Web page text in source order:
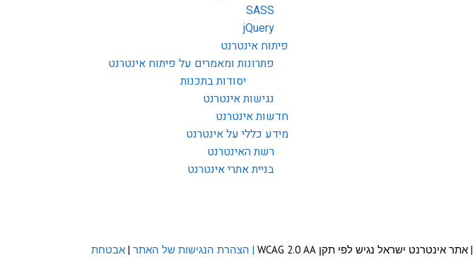
SASS
jQuery
פיתוח אינטרנט
פתרונות ומאמרים על פיתוח אינטרנט
יסודות בתכנות
נגישות אינטרנט
חדשות אינטרנט
מידע כללי על אינטרנט
רשת האינטרנט
בניית אתרי אינטרנט
| אתר אינטרנט ישראל נגיש לפי תקן WCAG 2.0 AA | הצהרת הנגישות של האתר | אבטחת